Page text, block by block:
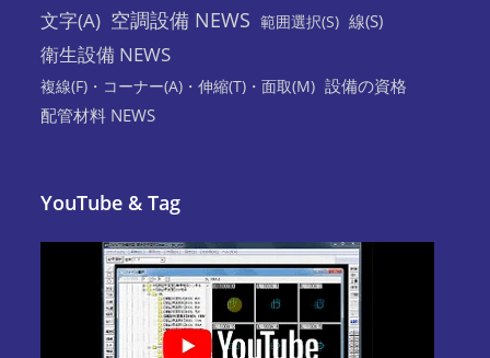
文字(A) 空調設備 NEWS 範囲選択(S) 線(S)
衛生設備 NEWS
複線(F)・コーナー(A)・伸縮(T)・面取(M) 設備の資格
配管材料 NEWS
YouTube & Tag